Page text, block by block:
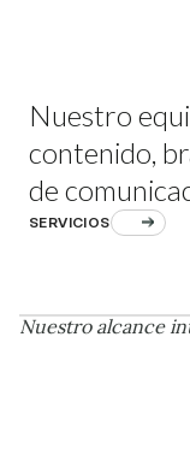
Nuestro
contenido,
de
SERVICIOS
Nuestro alcance